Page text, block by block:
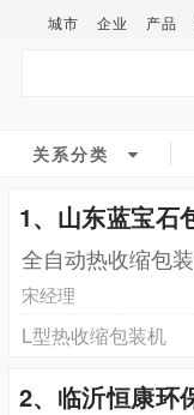
城市 企业 产品
关系分类
1、山东蓝宝石
全自动热收缩包
宋经理
L型热收缩包装机
2、临沂恒康环